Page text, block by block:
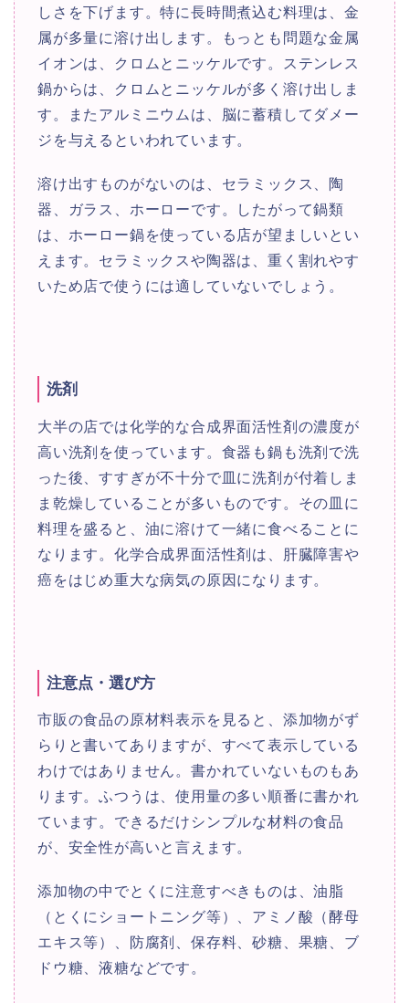
しさを下げます。特に長時間煮込む料理は、金
属が多量に溶け出します。もっとも問題な金属
イオンは、クロムとニッケルです。ステンレス
鍋からは、クロムとニッケルが多く溶け出しま
す。またアルミニウムは、脳に蓄積してダメー
ジを与えるといわれています。
溶け出すものがないのは、セラミックス、陶
器、ガラス、ホーローです。したがって鍋類
は、ホーロー鍋を使っている店が望ましいとい
えます。セラミックスや陶器は、重く割れやす
いため店で使うには適していないでしょう。
洗剤
大半の店では化学的な合成界面活性剤の濃度が
高い洗剤を使っています。食器も鍋も洗剤で洗
った後、すすぎが不十分で皿に洗剤が付着しま
ま乾燥していることが多いものです。その皿に
料理を盛ると、油に溶けて一緒に食べることに
なります。化学合成界面活性剤は、肝臓障害や
癌をはじめ重大な病気の原因になります。
注意点・選び方
市販の食品の原材料表示を見ると、添加物がず
らりと書いてありますが、すべて表示している
わけではありません。書かれていないものもあ
ります。ふつうは、使用量の多い順番に書かれ
ています。できるだけシンプルな材料の食品
が、安全性が高いと言えます。
添加物の中でとくに注意すべきものは、油脂
（とくにショートニング等）、アミノ酸（酵母
エキス等）、防腐剤、保存料、砂糖、果糖、ブ
ドウ糖、液糖などです。